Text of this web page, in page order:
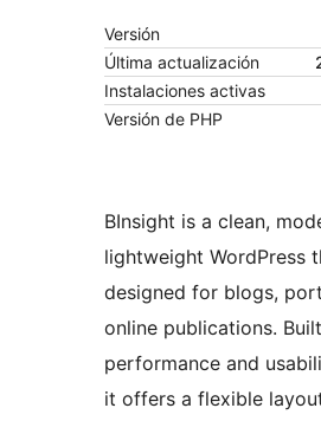
Versión
Última actualización
Instalaciones activas
Versión de PHP
BInsight is a clean,
lightweight WordPress
designed for blogs,
online publications.
performance and
it offers a flexible